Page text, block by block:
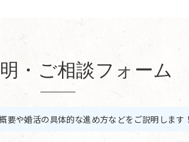
・ご相談フォーム
要や婚活の具体的な進め方などをご説明します